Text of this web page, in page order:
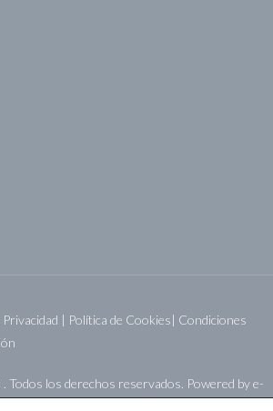
Privacidad | Política de Cookies| Condiciones
Todos los derechos reservados. Powered bye-